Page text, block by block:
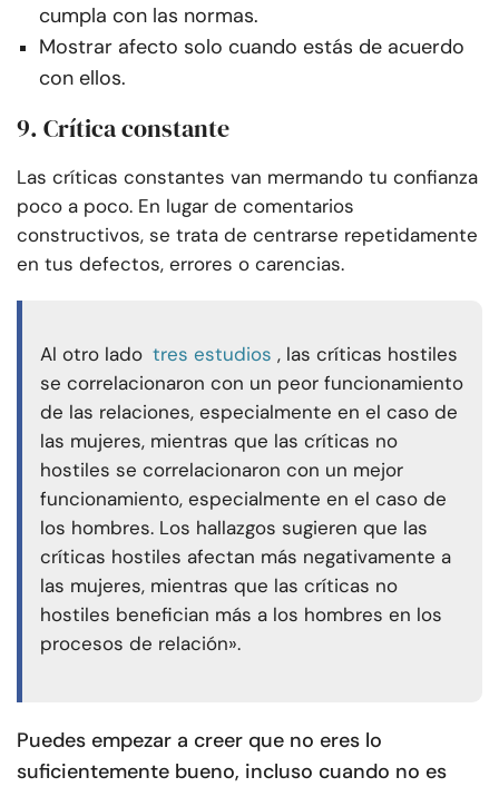
cumpla con las normas.
Mostrar afecto solo cuando estás de acuerdo
con ellos.
9. Crítica constante
Las críticas constantes van mermando tu confianza
poco a poco. En lugar de comentarios
constructivos, se trata de centrarse repetidamente
en tus defectos, errores o carencias.
Al otro lado tres estudios , las críticas hostiles
se correlacionaron con un peor funcionamiento
de las relaciones, especialmente en el caso de
las mujeres, mientras que las críticas no
hostiles se correlacionaron con un mejor
funcionamiento, especialmente en el caso de
los hombres. Los hallazgos sugieren que las
críticas hostiles afectan más negativamente a
las mujeres, mientras que las críticas no
hostiles benefician más a los hombres en los
procesos de relación».
Puedes empezar a creer que no eres lo
suficientemente bueno, incluso cuando no es